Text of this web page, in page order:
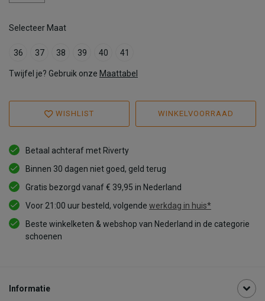
Selecteer Maat
36 37 38 39 40 41
Twijfel je? Gebruik onze Maattabel
WISHLIST WINKELVOORRAAD
Betaal achteraf met Riverty
Binnen 30 dagen niet goed, geld terug
Gratis bezorgd vanaf € 39,95 in Nederland
Voor 21:00 uur besteld, volgende werkdag in huis*
Beste winkelketen & webshop van Nederland in de categorie
schoenen
Informatie